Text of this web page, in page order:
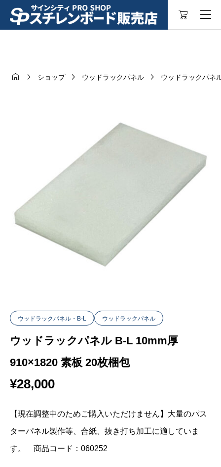
  ショップ  ウッドラックパネル  ウッドラックパネ
ウッドラックパネル・B-L ウッドラックパネル
ウッドラックパネル B-L 10mm厚
910×1820 素板 20枚梱包
¥28,000
【現在調整中のためご購入いただけません】大量のパス
ターパネル製作等、合紙、抜き打ち加工に適していま
す。 商品コード：060252